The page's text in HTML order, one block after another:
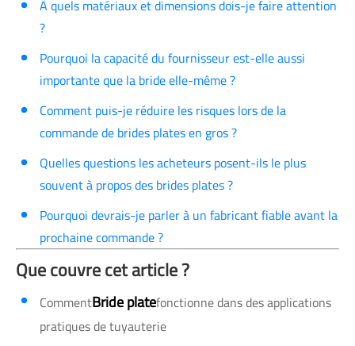
À quels matériaux et dimensions dois-je faire attention
?
Pourquoi la capacité du fournisseur est-elle aussi
importante que la bride elle-même ?
Comment puis-je réduire les risques lors de la
commande de brides plates en gros ?
Quelles questions les acheteurs posent-ils le plus
souvent à propos des brides plates ?
Pourquoi devrais-je parler à un fabricant fiable avant la
prochaine commande ?
Que couvre cet article ?
CommentBride platefonctionne dans des applications
pratiques de tuyauterie